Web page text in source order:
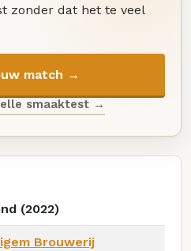
zonder dat het te veel
match →
smaaktest →
(2022)
Brouwerij